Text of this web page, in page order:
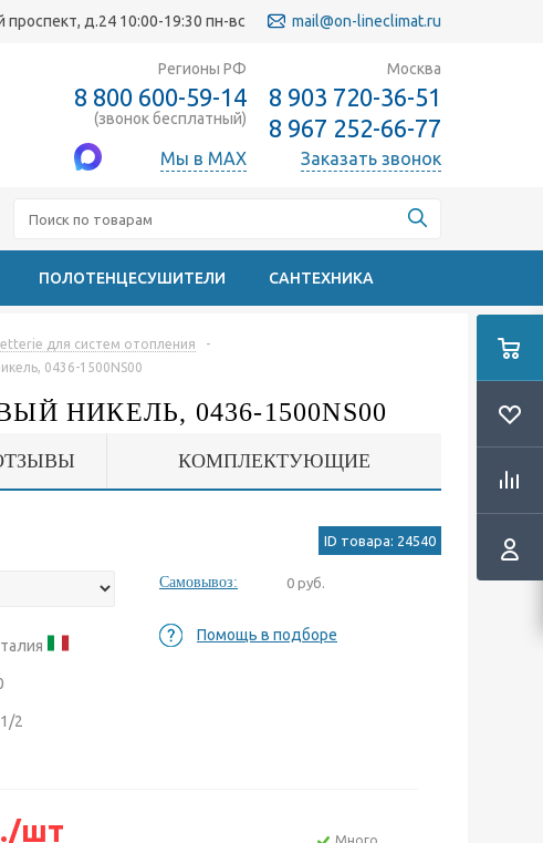
проспект, д.24 10:00-19:30 пн-вс mail@on-lineclimat.ru
Регионы РФ
8 800 600-59-14
(звонок бесплатный)
Мы в MAX
Москва
8 903 720-36-51
8 967 252-66-77
Заказать звонок
ПОЛОТЕНЦЕСУШИТЕЛИ САНТЕХНИКА
для систем отопления
-
0436-1500NS00
НИКЕЛЬ, 0436-1500NS00
КОМПЛЕКТУЮЩИЕ
2
ID товара: 24540
Самовывоз: 0 руб.
Помощь в подборе
/шт